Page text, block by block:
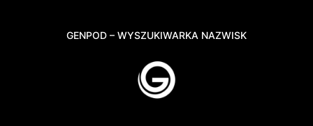
GENPOD – WYSZUKIWARKA NAZWISK